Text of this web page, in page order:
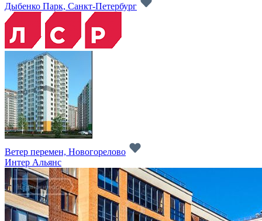
Дыбенко Парк, Санкт-Петербург
Ветер перемен, Новогорелово
Интер Альянс